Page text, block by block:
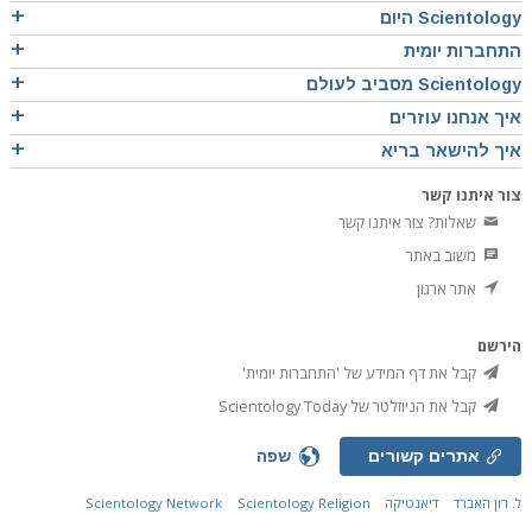
Scientology היום
התחברות יומית
Scientology מסביב לעולם
איך אנחנו עוזרים
איך להישאר בריא
צור איתנו קשר
שאלות? צור איתנו קשר
משוב באתר
אתר ארגון
הירשם
קבל את דף המידע של 'התחברות יומית'
קבל את הניוזלטר של Scientology Today
אתרים קשורים שפה
ל. רון האברד דיאנטיקה Scientology Network
Scientology Religion